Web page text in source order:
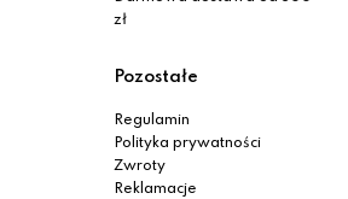
zł
Pozostałe
Regulamin
Polityka prywatności
Zwroty
Reklamacje